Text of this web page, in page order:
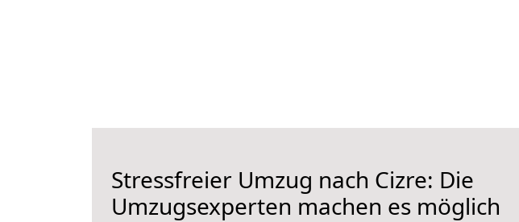
Stressfreier Umzug nach Cizre: Die
Umzugsexperten machen es möglich